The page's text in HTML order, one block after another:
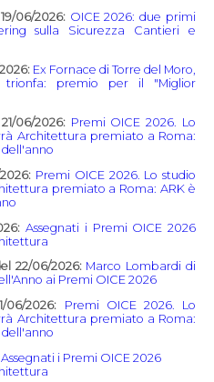
06/2026: OICE 2026: due primi
sulla Sicurezza Cantieri e
Ex Fornace di Torre del Moro,
trionfa: premio per il "Miglior
06/2026: Premi OICE 2026. Lo
Architettura premiato a Roma:
Premi OICE 2026. Lo studio
premiato a Roma: ARK è
Assegnati i Premi OICE 2026
22/06/2026: Marco Lombardi di
ai Premi OICE 2026
06/2026:
Premi OICE 2026. Lo
Architettura premiato a Roma:
Assegnati i Premi OICE 2026